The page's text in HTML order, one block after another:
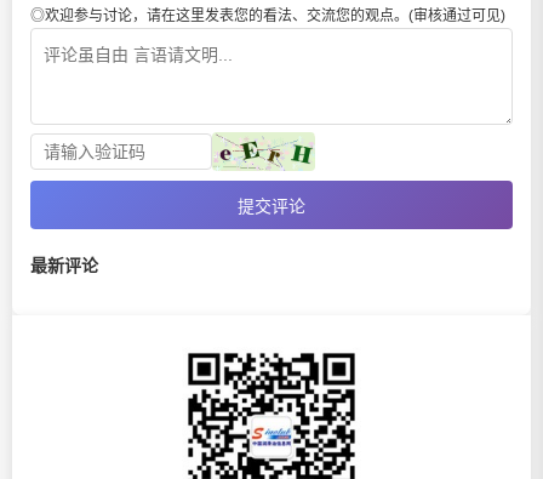
◎欢迎参与讨论，请在这里发表您的看法、交流您的观点。(审核通过可见)
提交评论
最新评论